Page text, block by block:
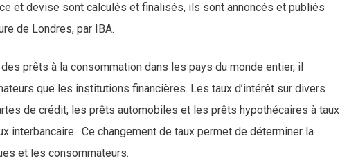
et devise sont calculés et finalisés, ils sont annoncés et publiés
de Londres, par IBA.
prêts à la consommation dans les pays du monde entier, il
que les institutions financières. Les taux d’intérêt sur divers
de crédit, les prêts automobiles et les prêts hypothécaires à taux
interbancaire . Ce changement de taux permet de déterminer la
et les consommateurs.